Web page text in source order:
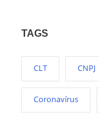
TAGS
CLT CNPJ
Coronavírus